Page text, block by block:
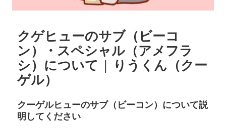
クゲヒューのサブ（ビーコ
ン）・スペシャル（アメフラ
シ）について | りうくん（クー
ゲル）
クーゲルヒューのサブ（ビーコン）について説
明してください